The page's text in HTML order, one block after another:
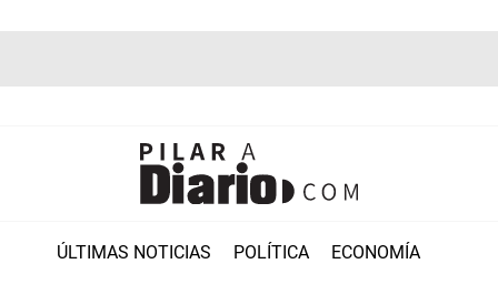
ÚLTIMAS NOTICIAS POLÍTICA ECONOMÍA